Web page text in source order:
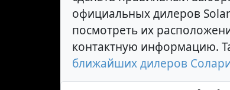
официальных дилеров
посмотреть их
контактную информацию.
ближайших дилеров